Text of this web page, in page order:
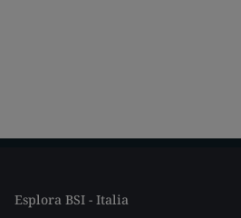
Esplora BSI - Italia